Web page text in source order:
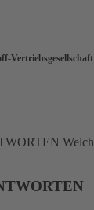
Vertriebsgesellschaft